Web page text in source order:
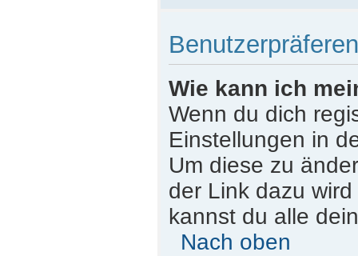
Wie kann ich
Wenn du dich
Einstellungen in
Um diese zu
der Link dazu
kannst du alle
Nach oben